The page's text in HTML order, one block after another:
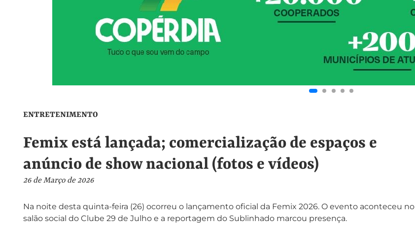
ENTRETENIMENTO
Femix está lançada; comercialização de espaços e
anúncio de show nacional (fotos e vídeos)
26 de Março de 2026
Na noite desta quinta-feira (26) ocorreu o lançamento oficial da Femix 2026. O evento aconteceu no
salão social do Clube 29 de Julho e a reportagem do Sublinhado marcou presença.